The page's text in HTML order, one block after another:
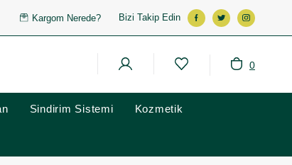
Kargom Nerede? Bizi Takip Edin
0
Sindirim Sistemi Kozmetik